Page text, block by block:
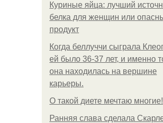
Куриные яйца: лучший
белка для женщин или
продукт
Когда беллуччи сыграла
ей было 36-37 лет, и именно
она находилась на вершине
карьеры.
О такой диете мечтаю многие!
Ранняя слава сделала